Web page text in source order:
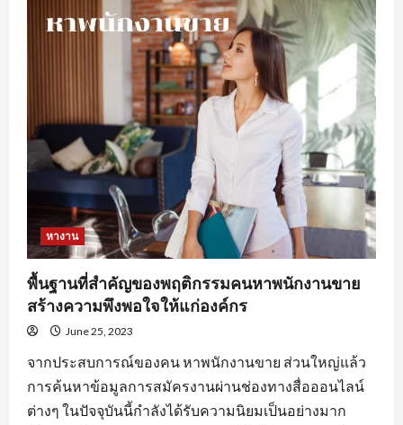
ดี
ใน
การ
งานprogrammerเพื่อ
ประสิทธิภาพ
หางาน
พื้นฐานที่สำคัญของพฤติกรรมคนหาพนักงานขาย
สร้างความพึงพอใจให้แก่องค์กร
June 25, 2023
จากประสบการณ์ของคน หาพนักงานขาย ส่วนใหญ่แล้ว
การค้นหาข้อมูลการสมัครงานผ่านช่องทางสื่อออนไลน์
ต่างๆ ในปัจจุบันนี้กำลังได้รับความนิยมเป็นอย่างมาก